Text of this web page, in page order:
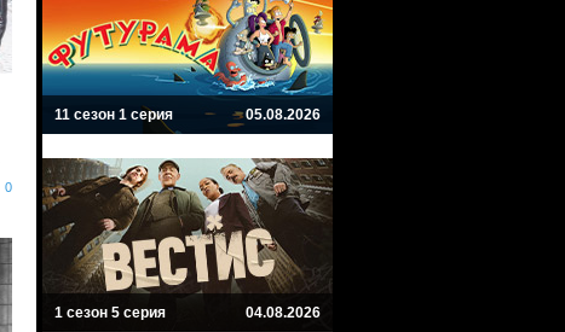
0
11 сезон 1 серия 05.08.2026
1 сезон 5 серия 04.08.2026